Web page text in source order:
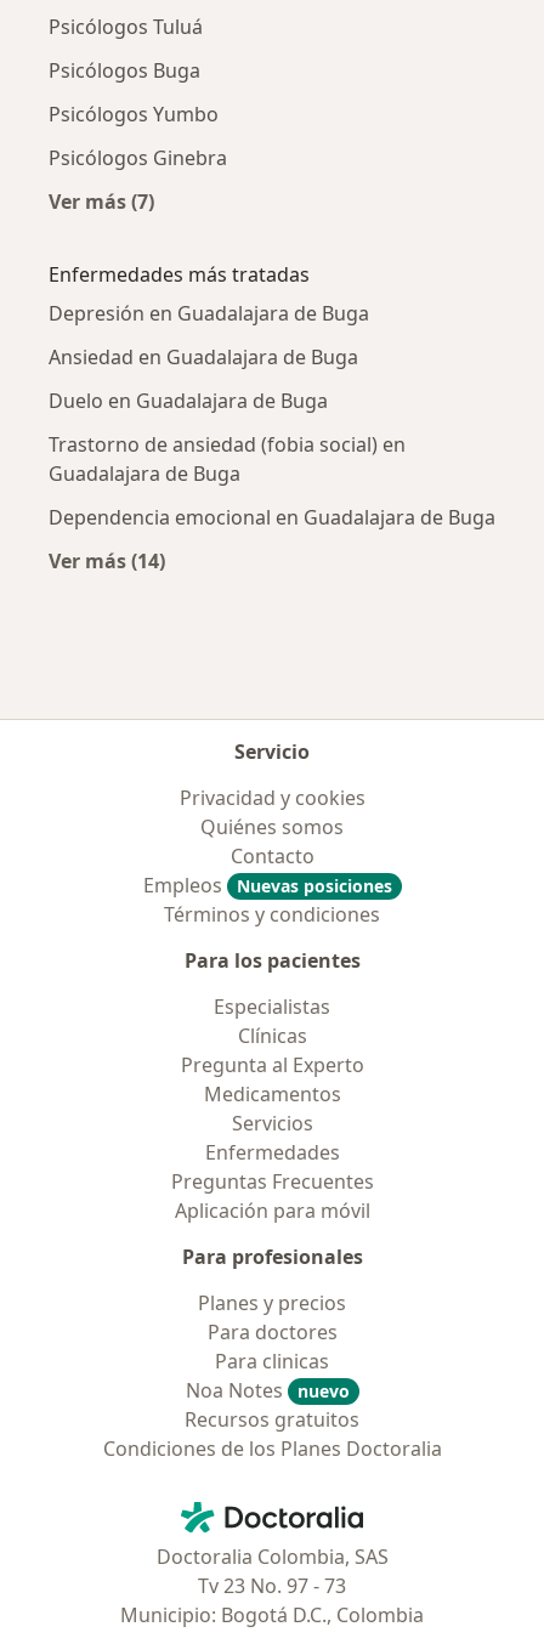
Psicólogos Tuluá
Psicólogos Buga
Psicólogos Yumbo
Psicólogos Ginebra
Ver más (7)
Enfermedades más tratadas
Depresión en Guadalajara de Buga
Ansiedad en Guadalajara de Buga
Duelo en Guadalajara de Buga
Trastorno de ansiedad (fobia social) en
Guadalajara de Buga
Dependencia emocional en Guadalajara de Buga
Ver más (14)
Servicio
Privacidad y cookies
Quiénes somos
Contacto
Empleos
Nuevas posiciones
Términos y condiciones
Para los pacientes
Especialistas
Clínicas
Pregunta al Experto
Medicamentos
Servicios
Enfermedades
Preguntas Frecuentes
Aplicación para móvil
Para profesionales
Planes y precios
Para doctores
Para clinicas
Noa Notes
nuevo
Recursos gratuitos
Condiciones de los Planes Doctoralia
Doctoralia - Página de inicio
Doctoralia Colombia, SAS
Tv 23 No. 97 - 73
Municipio: Bogotá D.C., Colombia